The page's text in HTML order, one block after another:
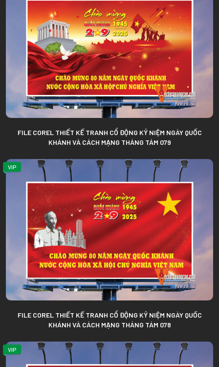
FILE COREL THIẾT KẾ TRANH CỔ ĐỘNG KỶ NIỆM NGÀY QUỐC
KHÁNH VÀ CÁCH MẠNG THÁNG TÁM 079
VIP
FILE COREL THIẾT KẾ TRANH CỔ ĐỘNG KỶ NIỆM NGÀY QUỐC
KHÁNH VÀ CÁCH MẠNG THÁNG TÁM 078
VIP